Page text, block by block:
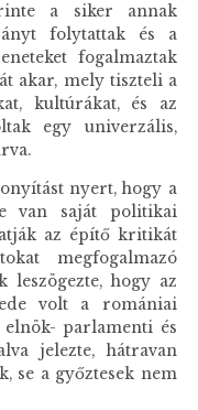
a siker annak
folytattak és a
fogalmaztak
akar, mely tiszteli a
kultúrákat, és az
egy univerzális,
nyert, hogy a
van saját politikai
az építő kritikát
megfogalmazó
leszögezte, hogy az
volt a romániai
parlamenti és
jelezte, hátravan
se a győztesek nem